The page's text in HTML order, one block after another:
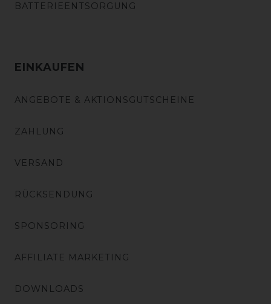
BATTERIEENTSORGUNG
EINKAUFEN
ANGEBOTE & AKTIONSGUTSCHEINE
ZAHLUNG
VERSAND
RÜCKSENDUNG
SPONSORING
AFFILIATE MARKETING
DOWNLOADS